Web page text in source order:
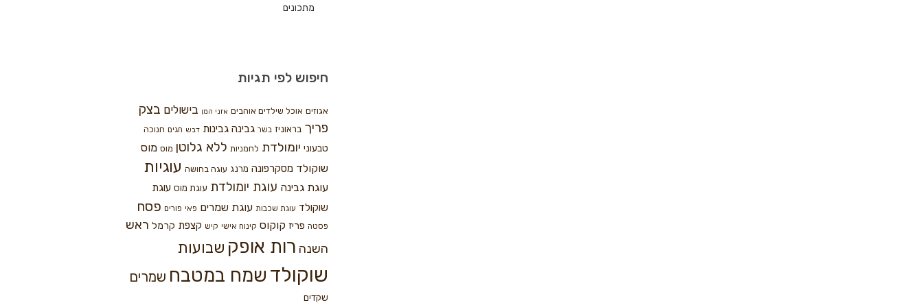
מתכונים
חיפוש לפי תגיות
אגוזים אוכל שילדים אוהבים אזני המן בישולים בצק
פריך בראוניז בשר גבינה גבינות דבש חגים חנוכה
טבעוני יומולדת לחמניות ללא גלוטן מוס מוס
שוקולד מסקרפונה מרנג עוגה בחושה עוגיות
עוגת גבינה עוגת יומולדת עוגת מוס עוגת
שוקולד עוגת שכבות עוגת שמרים פאי פורים פסח
פסטה פריז קוקוס קינוח אישי קיש קצפת קרמל ראש
השנה רות אופק שבועות
שוקולד שמח במטבח שמרים
שקדים